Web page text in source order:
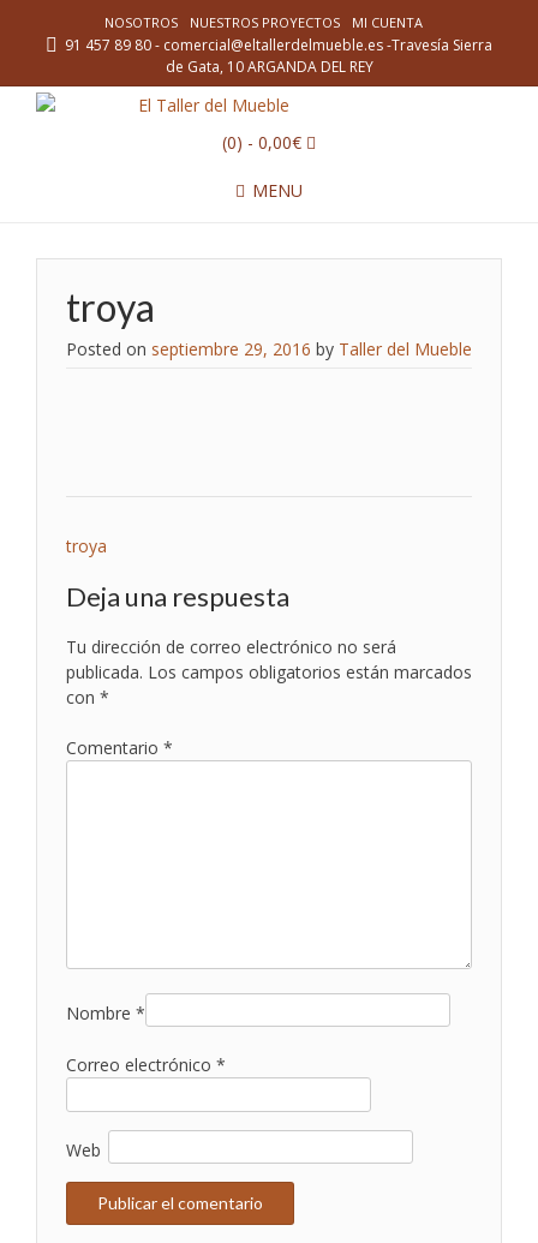
NOSOTROS NUESTROS PROYECTOS MI CUENTA
91 457 89 80 - comercial@eltallerdelmueble.es -Travesía Sierra
de Gata, 10 ARGANDA DEL REY
(0) - 0,00€
MENU
troya
Posted on septiembre 29, 2016 by Taller del Mueble
Navegación
de
entradas
troya
Deja una respuesta
Tu dirección de correo electrónico no será
publicada. Los campos obligatorios están marcados
con *
Comentario *
Nombre *
Correo electrónico *
Web